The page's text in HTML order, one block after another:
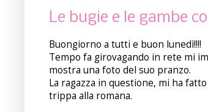
Le bugie e le gambe
Buongiorno a tutti e buon lunedì!!!!
Tempo fa girovagando in rete mi
mostra una foto del suo pranzo.
La ragazza in questione, mi ha
trippa alla romana.